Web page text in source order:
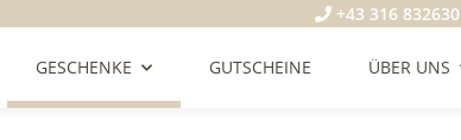
+43 316 832630
GESCHENKE GUTSCHEINE ÜBER UNS